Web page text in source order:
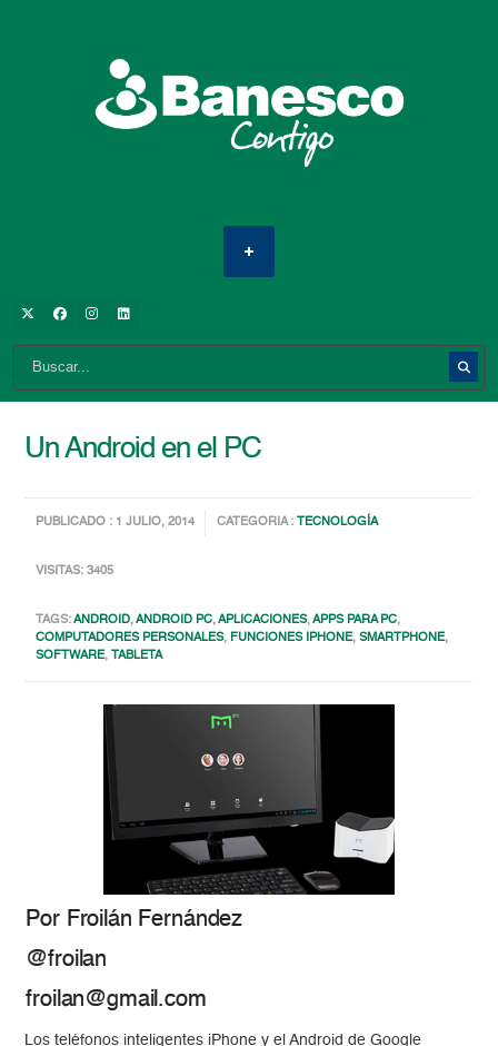
Un Android en el PC
PUBLICADO : 1 JULIO, 2014 CATEGORIA : TECNOLOGÍA
VISITAS: 3405
TAGS:ANDROID,ANDROID PC,APLICACIONES,APPS PARA PC,
COMPUTADORES PERSONALES, FUNCIONES IPHONE,SMARTPHONE,
SOFTWARE, TABLETA
Por Froilán Fernández
@froilan
froilan@gmail.com
Los teléfonos inteligentes iPhone y el Android de Google